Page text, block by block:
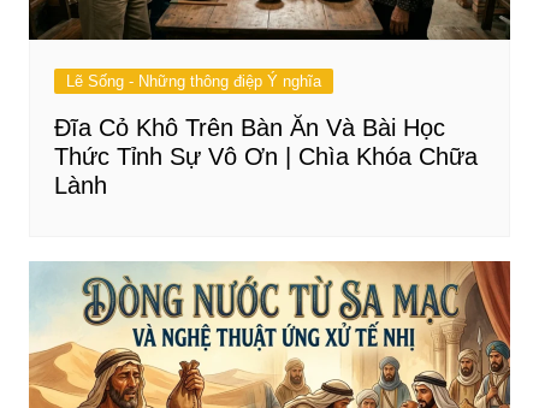
Lẽ Sống - Những thông điệp Ý nghĩa
Đĩa Cỏ Khô Trên Bàn Ăn Và Bài Học
Thức Tỉnh Sự Vô Ơn | Chìa Khóa Chữa
Lành